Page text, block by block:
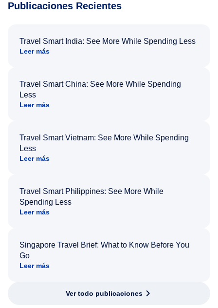
Publicaciones Recientes
Travel Smart India: See More While Spending Less
Leer más
Travel Smart China: See More While Spending
Less
Leer más
Travel Smart Vietnam: See More While Spending
Less
Leer más
Travel Smart Philippines: See More While
Spending Less
Leer más
Singapore Travel Brief: What to Know Before You
Go
Leer más
Ver todo publicaciones